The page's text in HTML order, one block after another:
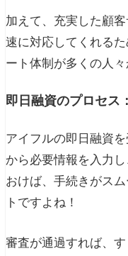
加えて、充実した顧
速に対応してくれる
ート体制が多くの人
即日融資のプロセス
アイフルの即日融資
から必要情報を入力
おけば、手続きがス
トですよね！
審査が通過すれば、